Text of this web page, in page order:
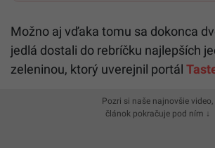
Možno aj vďaka tomu sa dokonca
jedlá dostali do rebríčku najlepších
zeleninou, ktorý uverejnil portál
Pozri si naše najnovšie video,
článok pokračuje pod ním ↓